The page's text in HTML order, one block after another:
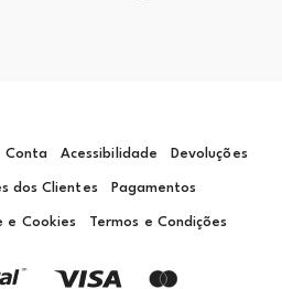
Conta Acessibilidade Devoluções
dos Clientes Pagamentos
e Cookies Termos e Condições